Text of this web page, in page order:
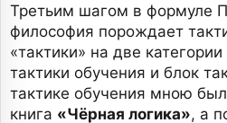
Третьим шагом в формуле
философия порождает
«тактики» на две
тактики обучения и блок
тактике обучения мною
книга «Чёрная логика», а